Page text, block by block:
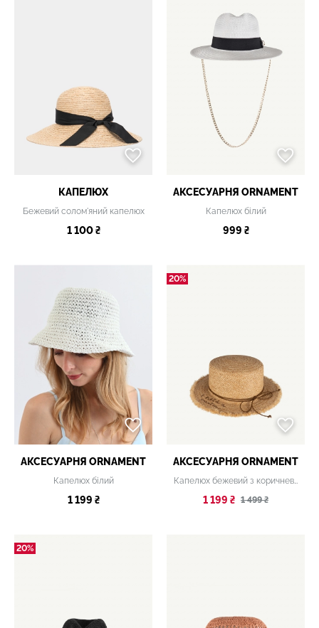
КАПЕЛЮХ
Бежевий солом'яний капелюх
1 100 ₴
АКСЕСУАРНЯ ОRNAMENT
Капелюх білий
999 ₴
АКСЕСУАРНЯ ОRNAMENT
Капелюх білий
1 199 ₴
20%
АКСЕСУАРНЯ ОRNAMENT
Капелюх бежевий з коричневою вишивкою
1 199 ₴ 1 499 ₴
20%